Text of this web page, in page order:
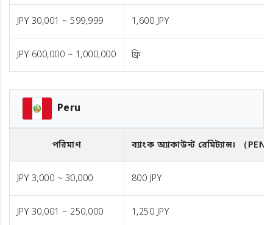
JPY 30,001 ~ 599,999 1,600 JPY
JPY 600,000 ~ 1,000,000 ফ্রি
Peru
পরিমাণ ব্যাংক অ্যাকাউন্ট রেমিট্যান্স। （PEN
JPY 3,000 ~ 30,000 800 JPY
JPY 30,001 ~ 250,000 1,250 JPY